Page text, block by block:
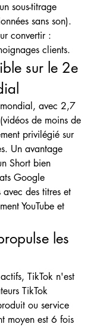
sous-titrage
sans son).
convertir :
clients.
sur le 2e
mondial, avec 2,7
de moins de
privilégié sur
Un avantage
Short bien
Google
des titres et
YouTube et
les
TikTok n'est
TikTok
ou service
moyen est 6 fois